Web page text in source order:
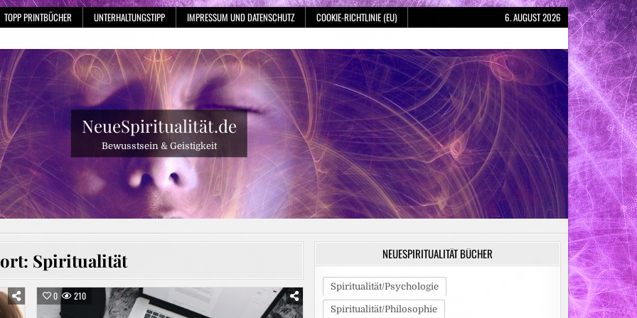
TOPP PRINTBÜCHER UNTERHALTUNGSTIPP IMPRESSUM UND DATENSCHUTZ COOKIE-RICHTLINIE (EU) 6. AUGUST 2026
NeueSpiritualität.de
Bewusstsein & Geistigkeit
Spiritualität
0 210
NEUESPIRITUALITÄT BÜCHER
Spiritualität/Psychologie
Spiritualität/Philosophie